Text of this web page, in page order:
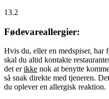
13.2
Fødevareallergier:
Hvis du, eller en medspiser, har
skal du altid kontakte
det erikke nok at benytte
så snak direkte med tjeneren.
du oplever en allergisk reaktion.